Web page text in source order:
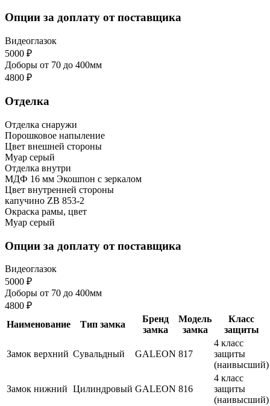
Опции за доплату от поставщика
Видеоглазок
5000 ₽
Доборы от 70 до 400мм
4800 ₽
Отделка
Отделка снаружи
Порошковое напыление
Цвет внешней стороны
Муар серый
Отделка внутри
МДФ 16 мм Экошпон с зеркалом
Цвет внутренней стороны
капучино ZB 853-2
Окраска рамы, цвет
Муар серый
Опции за доплату от поставщика
Видеоглазок
5000 ₽
Доборы от 70 до 400мм
4800 ₽
Наименование
Тип замка
Бренд
замка
Модель
замка
Класс
защиты
Замок верхний Сувальдный GALEON 817
4 класс
защиты
(наивысший)
Замок нижний Цилиндровый GALEON 816
4 класс
защиты
(наивысший)